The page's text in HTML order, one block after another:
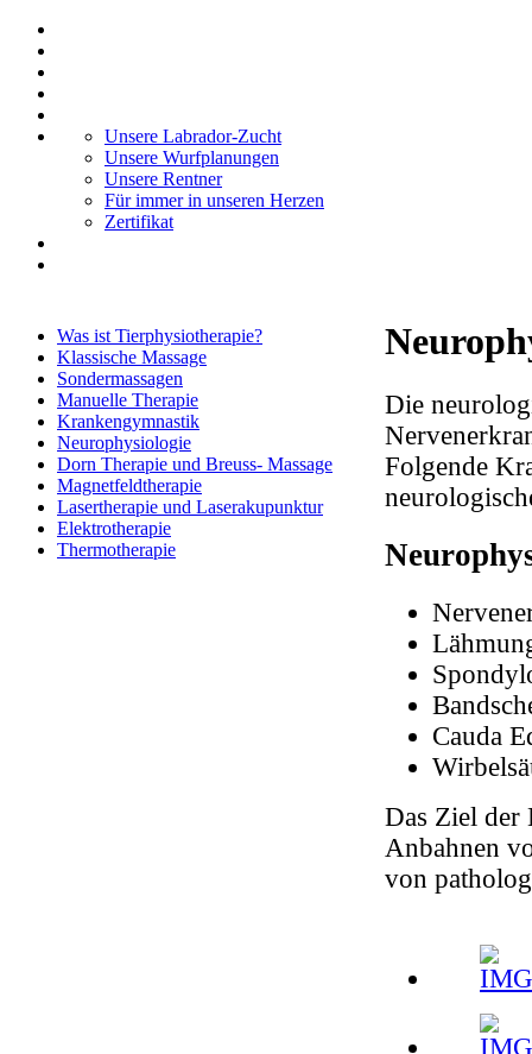
Unsere Labrador-Zucht
Unsere Wurfplanungen
Unsere Rentner
Für immer in unseren Herzen
Zertifikat
Was ist Tierphysiotherapie?
Klassische Massage
Sondermassagen
Manuelle Therapie
Krankengymnastik
Neurophysiologie
Dorn Therapie und Breuss- Massage
Magnetfeldtherapie
Lasertherapie und Laserakupunktur
Elektrotherapie
Thermotherapie
Die
Folgende
Cauda
Das Ziel der
Anbahnen
von